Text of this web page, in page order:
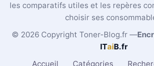
les comparatifs utiles et les repères
choisir ses
© 2026 Copyright Toner-Blog.fr —
ITaiB.fr
Accueil
Catégories